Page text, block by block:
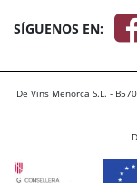
SÍGUENOS EN:
De Vins Menorca S.L. -